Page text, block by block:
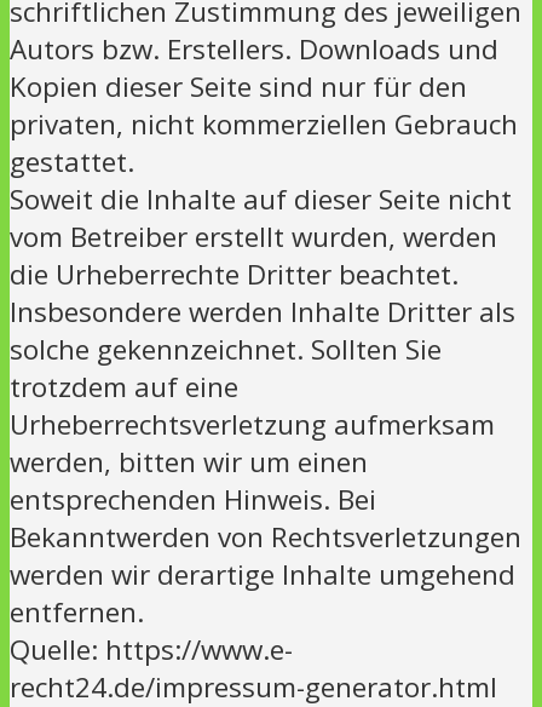
schriftlichen Zustimmung des jeweiligen
Autors bzw. Erstellers. Downloads und
Kopien dieser Seite sind nur für den
privaten, nicht kommerziellen Gebrauch
gestattet.
Soweit die Inhalte auf dieser Seite nicht
vom Betreiber erstellt wurden, werden
die Urheberrechte Dritter beachtet.
Insbesondere werden Inhalte Dritter als
solche gekennzeichnet. Sollten Sie
trotzdem auf eine
Urheberrechtsverletzung aufmerksam
werden, bitten wir um einen
entsprechenden Hinweis. Bei
Bekanntwerden von Rechtsverletzungen
werden wir derartige Inhalte umgehend
entfernen.
Quelle: https://www.e-
recht24.de/impressum-generator.html